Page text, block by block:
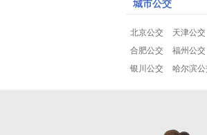
城市公交
北京公交 天津公交
合肥公交
福州公交
银川公交
哈尔滨